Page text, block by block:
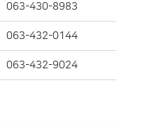
063-430-8983
063-432-0144
063-432-9024